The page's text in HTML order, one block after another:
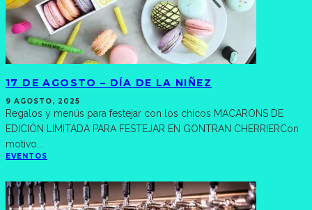
17 DE AGOSTO – DÍA DE LA NIÑEZ
9 AGOSTO, 2025
Regalos y menús para festejar con los chicos MACARONS DE
EDICIÓN LIMITADA PARA FESTEJAR EN GONTRAN CHERRIERCon
motivo...
EVENTOS